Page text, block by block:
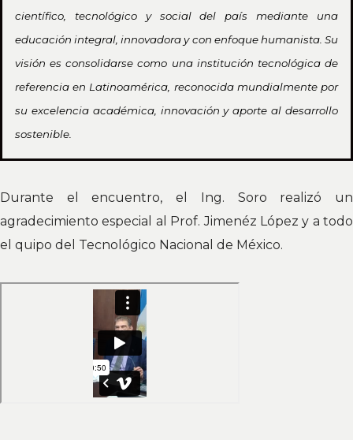
científico, tecnológico y social del país mediante una
educación integral, innovadora y con enfoque humanista. Su
visión es consolidarse como una institución tecnológica de
referencia en Latinoamérica, reconocida mundialmente por
su excelencia académica, innovación y aporte al desarrollo
sostenible.
Durante el encuentro, el Ing. Soro realizó un
agradecimiento especial al Prof. Jimenéz López y a todo
el quipo del Tecnológico Nacional de México.